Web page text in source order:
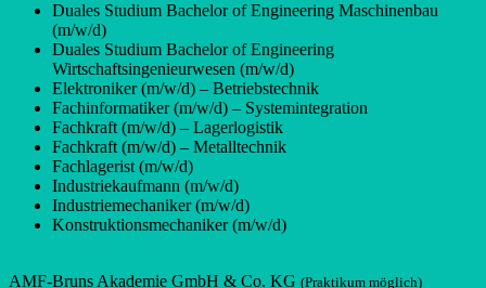
Duales Studium Bachelor of Engineering Maschinenbau
(m/w/d)
Duales Studium Bachelor of Engineering
Wirtschaftsingenieurwesen (m/w/d)
Elektroniker (m/w/d) – Betriebstechnik
Fachinformatiker (m/w/d) – Systemintegration
Fachkraft (m/w/d) – Lagerlogistik
Fachkraft (m/w/d) – Metalltechnik
Fachlagerist (m/w/d)
Industriekaufmann (m/w/d)
Industriemechaniker (m/w/d)
Konstruktionsmechaniker (m/w/d)
AMF-Bruns Akademie GmbH & Co. KG (Praktikum möglich)